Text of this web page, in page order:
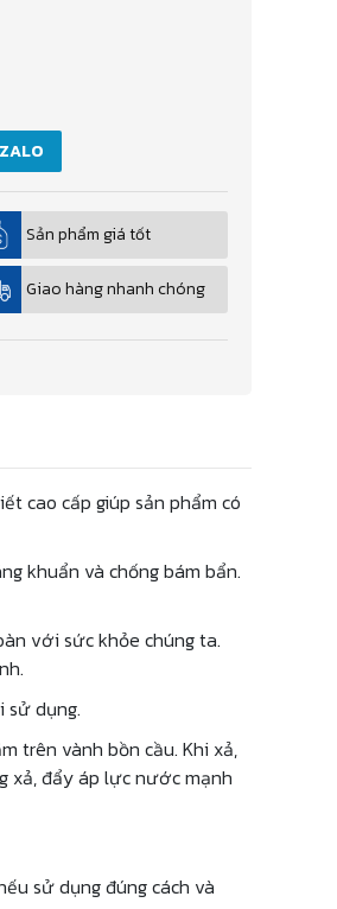
Sản phẩm giá tốt
Giao hàng nhanh chóng
cao cấp giúp sản phẩm có
khuẩn và chống bám bẩn.
với sức khỏe chúng ta.
sử dụng.
trên vành bồn cầu. Khi xả,
xả, đẩy áp lực nước mạnh
sử dụng đúng cách và